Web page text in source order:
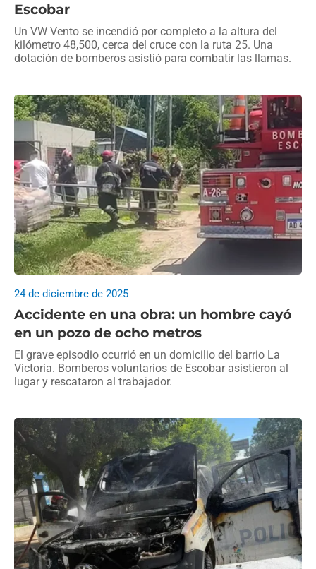
Escobar
Un VW Vento se incendió por completo a la altura del
kilómetro 48,500, cerca del cruce con la ruta 25. Una
dotación de bomberos asistió para combatir las llamas.
Accidente en una obra: un hombre cayó
en un pozo de ocho metros
24 de diciembre de 2025
El grave episodio ocurrió en un domicilio del barrio La
Victoria. Bomberos voluntarios de Escobar asistieron al
lugar y rescataron al trabajador.